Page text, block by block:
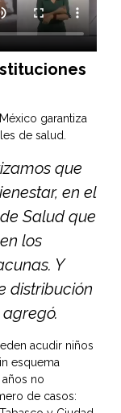
garantiza
de salud.
que
en el
Salud que
los
Y
distribución
acudir niños
esquema
no
de casos: